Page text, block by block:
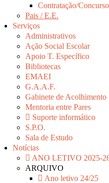
Contratação/
Pais / E.E.
Serviços
Administrativos
Ação Social Escolar
Apoio T. Específico
Bibliotecas
EMAEI
G.A.A.F.
Gabinete de Acolhimento
Mentoria entre Pares
Suporte informático
S.P.O.
Sala de Estudo
Notícias
ANO LETIVO 2025-
ARQUIVO
Ano letivo 24/25